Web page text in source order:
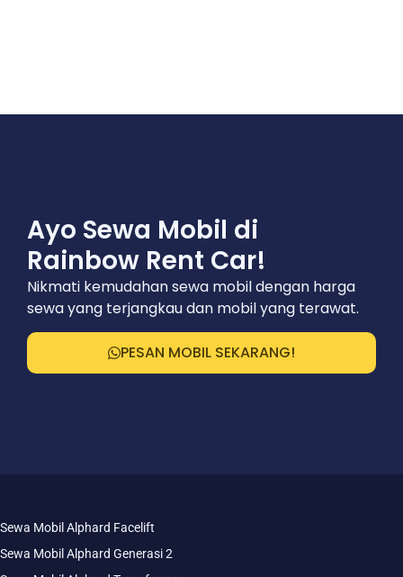
Ayo Sewa Mobil di
Rainbow Rent Car!
Nikmati kemudahan sewa mobil dengan harga
sewa yang terjangkau dan mobil yang terawat.
PESAN MOBIL SEKARANG!
Sewa Mobil Alphard Facelift
Sewa Mobil Alphard Generasi 2